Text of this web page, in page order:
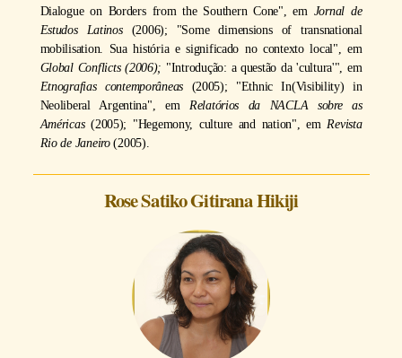
Dialogue on Borders from the Southern Cone", em Jornal de
Estudos Latinos(2006); "Some dimensions of transnational
mobilisation. Sua história e significado no contexto local", em
Global Conflicts (2006); "Introdução: a questão da 'cultura'", em
Etnografias contemporâneas (2005); "Ethnic In(Visibility) in
Neoliberal Argentina", em Relatórios da NACLA sobre as
Américas(2005); "Hegemony, culture and nation", em Revista
Rio de Janeiro(2005).
Rose Satiko Gitirana Hikiji